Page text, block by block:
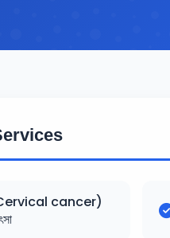
(Cervical cancer)